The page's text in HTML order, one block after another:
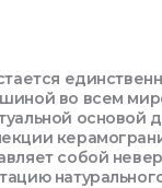
во всем
основой
собой